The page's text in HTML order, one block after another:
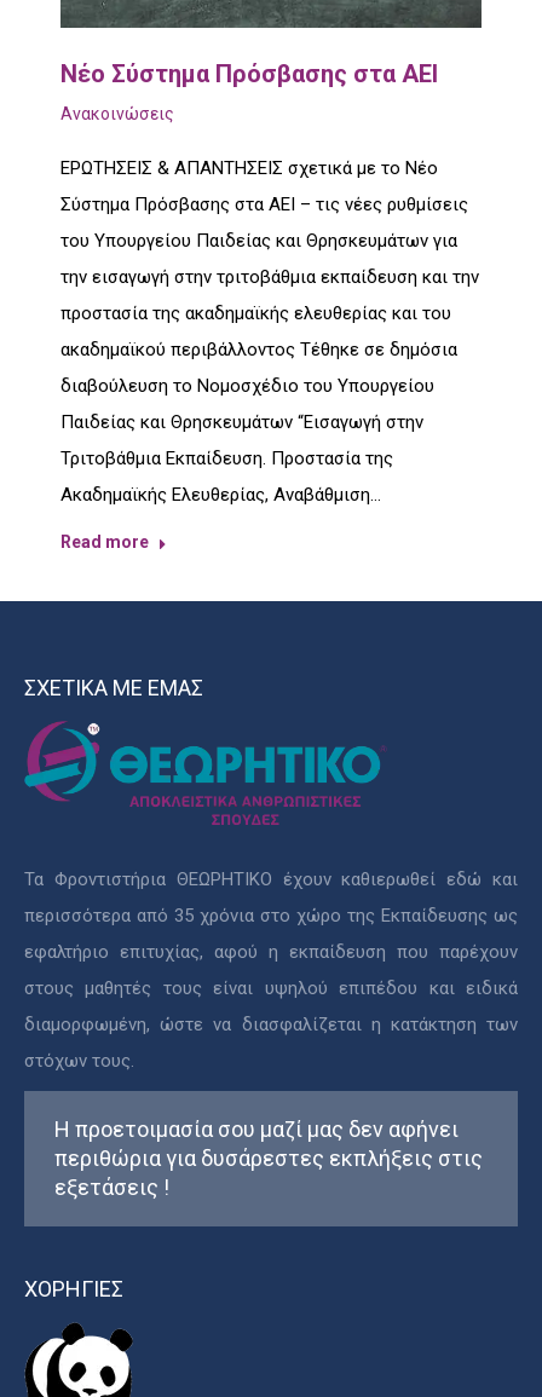
Νέο Σύστημα Πρόσβασης στα ΑΕΙ
Ανακοινώσεις
ΕΡΩΤΗΣΕΙΣ & ΑΠΑΝΤΗΣΕΙΣ σχετικά με το Νέο
Σύστημα Πρόσβασης στα ΑΕΙ – τις νέες ρυθμίσεις
του Υπουργείου Παιδείας και Θρησκευμάτων για
την εισαγωγή στην τριτοβάθμια εκπαίδευση και την
προστασία της ακαδημαϊκής ελευθερίας και του
ακαδημαϊκού περιβάλλοντος Τέθηκε σε δημόσια
διαβούλευση το Νομοσχέδιο του Υπουργείου
Παιδείας και Θρησκευμάτων “Εισαγωγή στην
Τριτοβάθμια Εκπαίδευση. Προστασία της
Ακαδημαϊκής Ελευθερίας, Αναβάθμιση…
Read more
ΣΧΕΤΙΚΑ ΜΕ ΕΜΑΣ
Τα Φροντιστήρια ΘΕΩΡΗΤΙΚΟ έχουν καθιερωθεί εδώ και
περισσότερα από 35 χρόνια στο χώρο της Εκπαίδευσης ως
εφαλτήριο επιτυχίας, αφού η εκπαίδευση που παρέχουν
στους μαθητές τους είναι υψηλού επιπέδου και ειδικά
διαμορφωμένη, ώστε να διασφαλίζεται η κατάκτηση των
στόχων τους.
Η προετοιμασία σου μαζί μας δεν αφήνει
περιθώρια για δυσάρεστες εκπλήξεις στις
εξετάσεις !
ΧΟΡΗΓΙΕΣ